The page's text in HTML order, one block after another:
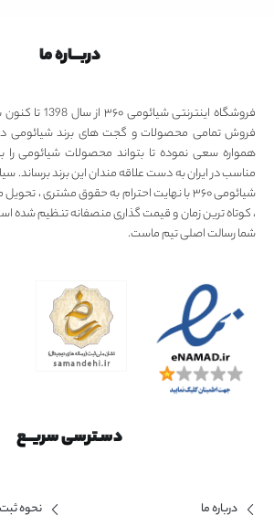
دربـــاره ما
فروشگاه
فروش تمامی محصولات و گجت های برند شیائومی
همواره سعی نموده تا بتواند محصولات شیائومی
مناسب در ایران به دست علاقه مندان این برند
شیائومی ۳۶۰ با نهایت احترام به حقوق مشتری ،
، کوتاه ترین زمان و قیمت گذاری منصفانه تنظیم شده
شما رسالت اصلی تیم ماست.
دسـترسی سریــع
درباره ما
نحوه